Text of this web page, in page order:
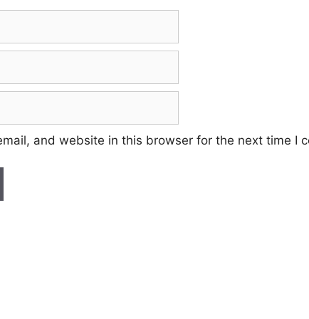
and website in this browser for the next time I